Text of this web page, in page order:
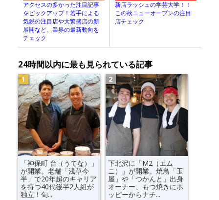
アクセスの多かった注目記事
をピックアップ！若手による
気鋭の注目店や大繁盛店の新
展開など、業界の最新動向を
チェック
新店ラッシュの学芸大学！！
この秋ニューオープンの注目
店チェック
24時間以内に最も見られている記事
「神保町 台（うてな）」
が開業。老舗「浅草今
半」で20年超のキャリア
を持つ40代後半2人組が
独立！旬...
下北沢に「M2（エム
ニ）」が開業。焼鳥「玉
屋」や「つかんと」出身
オーナー、もつ焼きにホ
ッピーからナチ...